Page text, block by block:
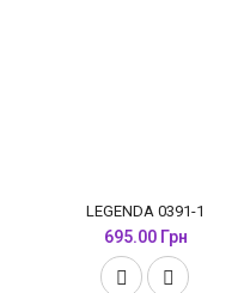
LEGENDA 0391-1
695.00 Грн